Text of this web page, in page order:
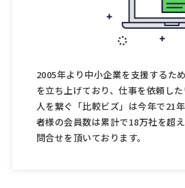
2005年より中小企業を支援するた
を立ち上げており、仕事を依頼し
人を繋ぐ「比較ビズ」は今年で21
者様の会員数は累計で18万社を超
問合せを頂いております。